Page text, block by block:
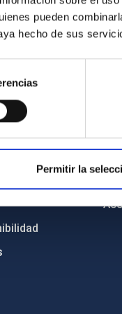
pueden
hecho de sus
Permitir la